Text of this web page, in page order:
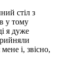
стіл з
у тому
я дуже
і, звісно,